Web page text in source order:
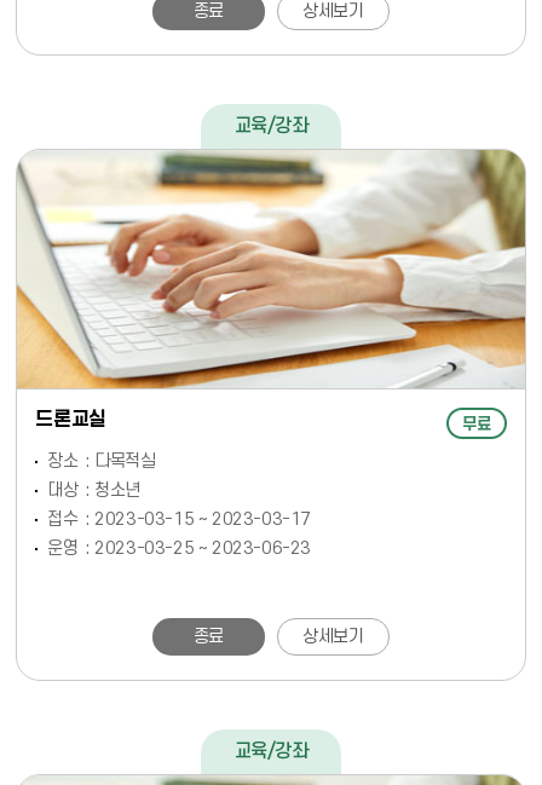
종료 상세보기
교육/강좌
드론교실 무료
장소
다목적실
대상
청소년
접수
2023-03-15 ~ 2023-03-17
운영
2023-03-25 ~ 2023-06-23
종료 상세보기
교육/강좌